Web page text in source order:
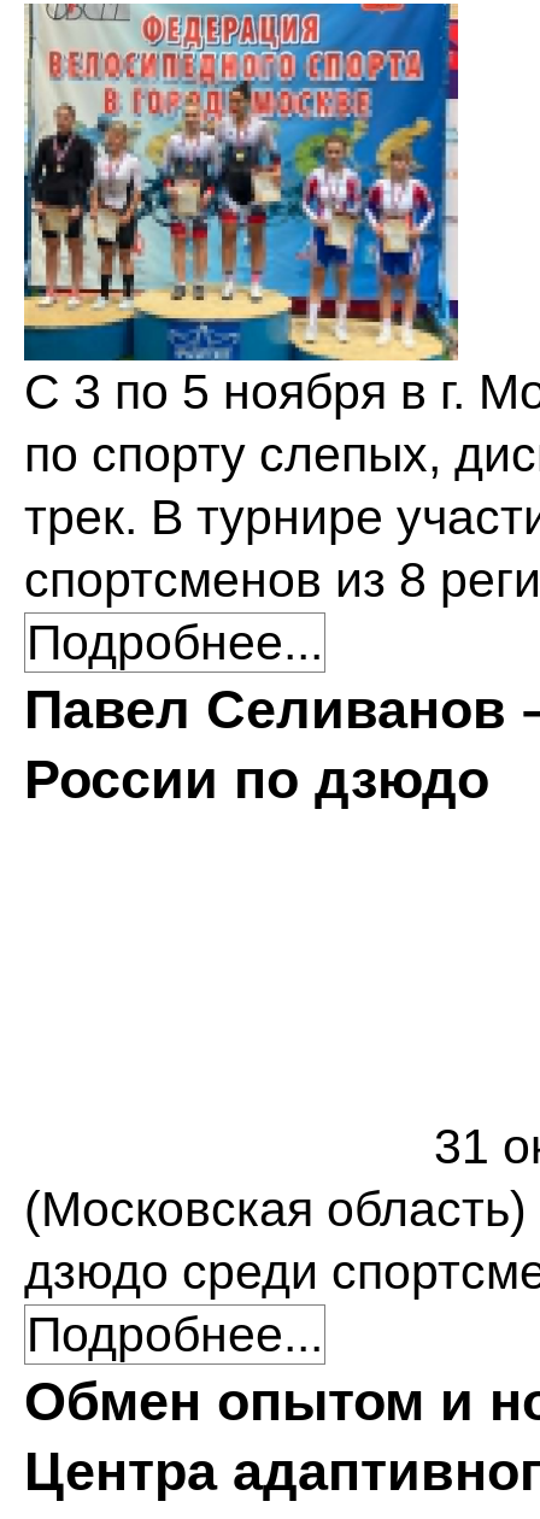
С 3 по 5 ноября в г.
по спорту слепых,
трек. В турнире
спортсменов из 8
Подробнее...
Павел Селиванов
России по дзюдо
31
(Московская
дзюдо среди
Подробнее...
Обмен опытом и
Центра